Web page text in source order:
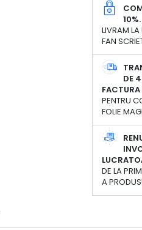
LIVRAM
FAN
DE
FACTURA
PENTRU
FOLIE
DE LA
A